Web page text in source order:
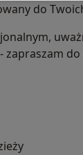
do
zapraszam